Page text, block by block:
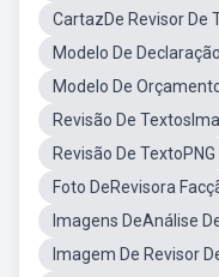
CartazDe Revisor De
Modelo De
Modelo De
Revisão De
Revisão De TextoPNG
Foto DeRevisora
Imagens DeAnálise
Imagem De Revisor